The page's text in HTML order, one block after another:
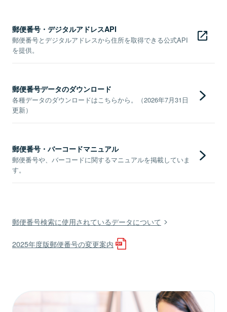
郵便番号・デジタルアドレスAPI
郵便番号とデジタルアドレスから住所を取得できる公式API
を提供。
郵便番号データのダウンロード
各種データのダウンロードはこちらから。（2026年7月31日
更新）
郵便番号・バーコードマニュアル
郵便番号や、バーコードに関するマニュアルを掲載していま
す。
郵便番号検索に使用されているデータについて
2025年度版郵便番号の変更案内